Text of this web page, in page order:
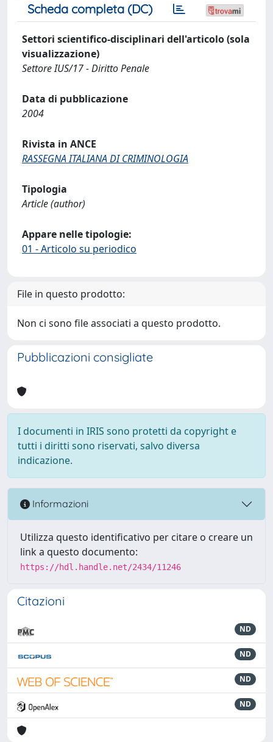
Scheda completa (DC)
Settori scientifico-disciplinari dell'articolo (sola
visualizzazione)
Settore IUS/17 - Diritto Penale
Data di pubblicazione
2004
Rivista in ANCE
RASSEGNA ITALIANA DI CRIMINOLOGIA
Tipologia
Article (author)
Appare nelle tipologie:
01 - Articolo su periodico
File in questo prodotto:
Non ci sono file associati a questo prodotto.
Pubblicazioni consigliate
I documenti in IRIS sono protetti da copyright e
tutti i diritti sono riservati, salvo diversa
indicazione.
Informazioni
Utilizza questo identificativo per citare o creare un
link a questo documento:
https://hdl.handle.net/2434/11246
Citazioni
ND
ND
ND
ND